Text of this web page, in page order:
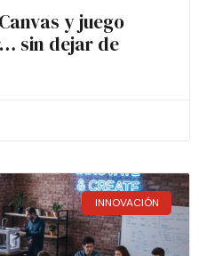
y juego
sin dejar de
INNOVACIÓN